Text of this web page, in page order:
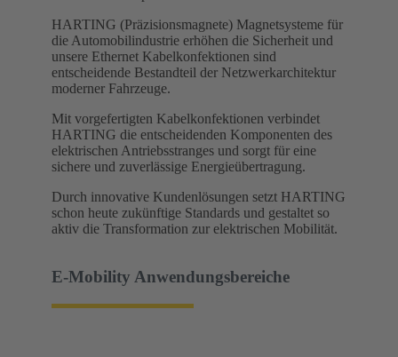
HARTING (Präzisionsmagnete) Magnetsysteme für
die Automobilindustrie erhöhen die Sicherheit und
unsere Ethernet Kabelkonfektionen sind
entscheidende Bestandteil der Netzwerkarchitektur
moderner Fahrzeuge. ​
Mit vorgefertigten Kabelkonfektionen verbindet
HARTING die entscheidenden Komponenten des
elektrischen Antriebsstranges und sorgt für eine
sichere und zuverlässige Energieübertragung. ​
Durch innovative Kundenlösungen setzt HARTING
schon heute zukünftige Standards und gestaltet so
aktiv die Transformation zur elektrischen Mobilität. ​
E-Mobility Anwendungsbereiche​